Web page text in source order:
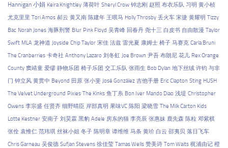
Hannigan 小娟 Keira Knightley 薄荷叶 Sheryl Crow 钟志刚 赵照 布衣乐队 习明 黄小桢
尤克里里 Tori Amos 郝云 黄又南 陈建年 王喂马 Holly Throsby 丢火车 宋捷 黄耀明 Tizzy
Bac Norah Jones 海豚刑警 Blur Pink Floyd 吴青峰 回春丹 尧十三 白皮书 自由散漫 Taylor
Swift MLA 龙神道 Joyside Chip Taylor 宋佳 法兹 雷光夏 康姆士 椅子 马赛克 Carla Bruni
The Cranberries 卡奇社 Anthony Lazaro 刘冬虹 Joe Brown 尹吾 布朗尼 花儿 Rex Orange
County 窦靖童 爱缪 静物乐团 椅子乐团 交工乐队 张雨生 Bob Dylan 地下丝绒 许钧 与非
门 钟立风 黄贯中 Beyond 田原 张小斐 José González 吉他手册 Eric Clapton Sting HUSH
The Velvet Underground Pixies The Kinks 鱼丁糸 Bon Iver Mando Diao 浅堤 Christopher
Owens 李宗盛 任贤齐 细野晴臣 岸部真明 果味VC 陈阳 梁晓雪 The Milk Carton Kids
Lotte Kestner 安南子 刘昊霖 黑豹 Adele 房东的猫 李亮辰 张惠妹 鹿先森 陈粒 邓紫棋
张佺 袁惟仁 范玮琪 丝袜小姐 冬子 陈明章 谭维维 马条 黄玠 白云 邵夷贝 落日飞车
Chris Garneau 吴俊德 Sufjan Stevens 徐佳莹 Tamas Wells 赞美诗 Tom Waits 梶浦由记 橙